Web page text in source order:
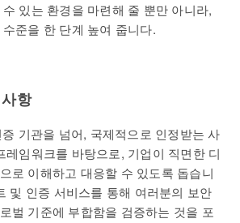
있는 환경을 마련해 줄 뿐만 아니라,
준을 한 단계 높여 줍니다.
사항
기관을 넘어, 국제적으로 인정받는 사
레임워크를 바탕으로, 기업이 직면한 디
로 이해하고 대응할 수 있도록 돕습니
및 인증 서비스를 통해 여러분의 보안
벌 기준에 부합함을 검증하는 것을 포